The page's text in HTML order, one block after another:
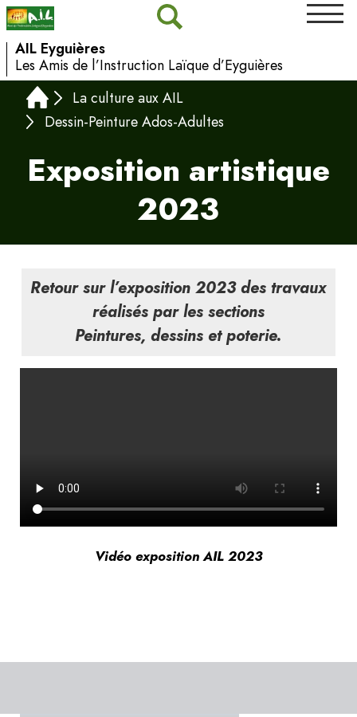
AIL Eyguières
Les Amis de l’Instruction Laïque d’Eyguières
La culture aux AIL
Dessin-Peinture Ados-Adultes
Exposition artistique
2023
Retour sur l’exposition 2023 des travaux
réalisés par les sections
Peintures, dessins et poterie.
Vidéo exposition AIL 2023